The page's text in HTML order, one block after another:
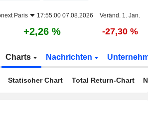
Paris 17:55:00 07.08.2026 Veränd. 1. Jan.
+2,26 % -27,30 %
Charts Nachrichten
Statischer Chart Total Return-Chart